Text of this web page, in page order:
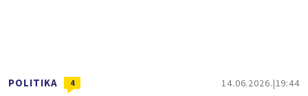
POLITIKA 4 14.06.2026. 19:44